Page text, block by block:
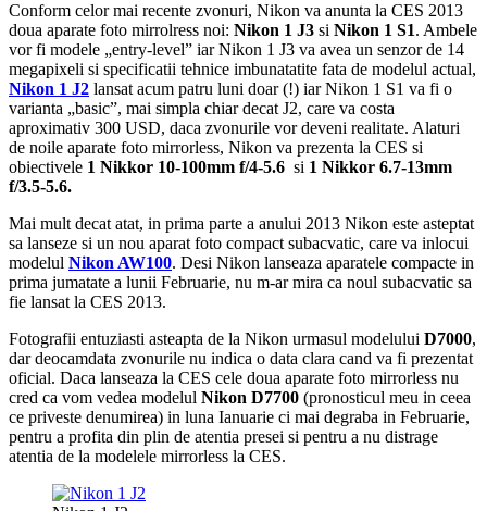
Conform celor mai recente zvonuri, Nikon va anunta la CES 2013
doua aparate foto mirrolress noi: Nikon 1 J3 si Nikon 1 S1. Ambele
vor fi modele „entry-level” iar Nikon 1 J3 va avea un senzor de 14
megapixeli si specificatii tehnice imbunatatite fata de modelul actual,
Nikon 1 J2 lansat acum patru luni doar (!) iar Nikon 1 S1 va fi o
varianta „basic”, mai simpla chiar decat J2, care va costa
aproximativ 300 USD, daca zvonurile vor deveni realitate. Alaturi
de noile aparate foto mirrorless, Nikon va prezenta la CES si
obiectivele 1 Nikkor 10-100mm f/4-5.6 si 1 Nikkor 6.7-13mm
f/3.5-5.6.
Mai mult decat atat, in prima parte a anului 2013 Nikon este asteptat
sa lanseze si un nou aparat foto compact subacvatic, care va inlocui
modelul Nikon AW100. Desi Nikon lanseaza aparatele compacte in
prima jumatate a lunii Februarie, nu m-ar mira ca noul subacvatic sa
fie lansat la CES 2013.
Fotografii entuziasti asteapta de la Nikon urmasul modelului D7000,
dar deocamdata zvonurile nu indica o data clara cand va fi prezentat
oficial. Daca lanseaza la CES cele doua aparate foto mirrorless nu
cred ca vom vedea modelul Nikon D7700 (pronosticul meu in ceea
ce priveste denumirea) in luna Ianuarie ci mai degraba in Februarie,
pentru a profita din plin de atentia presei si pentru a nu distrage
atentia de la modelele mirrorless la CES.